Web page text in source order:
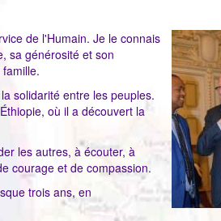
de l'Humain. Je le connais
sa générosité et son
solidarité entre les peuples.
où il a découvert la
les autres, à écouter, à
courage et de compassion.
trois ans, en